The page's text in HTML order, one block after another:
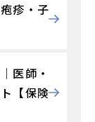
疹・子
医師・
【保険